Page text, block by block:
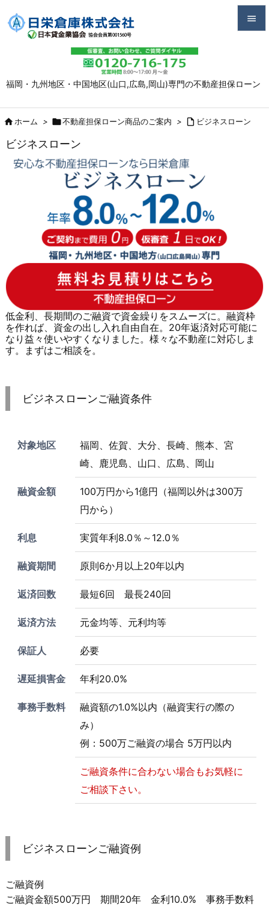
福岡・九州地区・中国地区(山口,広島,岡山)専門の不動産担保ローン

サイド

ホーム > 不動産担保ローン商品のご案内 >  ビジネスローン
ビジネスローン
低金利、長期間のご融資で資金繰りをスムーズに。融資枠
を作れば、資金の出し入れ自由自在。20年返済対応可能に
なり益々使いやすくなりました。様々な不動産に対応しま
す。まずはご相談を。
ビジネスローンご融資条件
対象地区
福岡、佐賀、大分、長崎、熊本、宮
崎、鹿児島、山口、広島、岡山
融資金額
100万円から1億円（福岡以外は300万
円から）
利息 実質年利8.0％～12.0％
融資期間 原則6か月以上20年以内
返済回数 最短6回 最長240回
返済方法 元金均等、元利均等
保証人 必要
遅延損害金 年利20.0%
事務手数料
融資額の1.0%以内（融資実行の際の
み）
例：500万ご融資の場合 5万円以内
ご融資条件に合わない場合もお気軽に
ご相談下さい。
ビジネスローンご融資例
ご融資例
ご融資金額500万円 期間20年 金利10.0% 事務手数料